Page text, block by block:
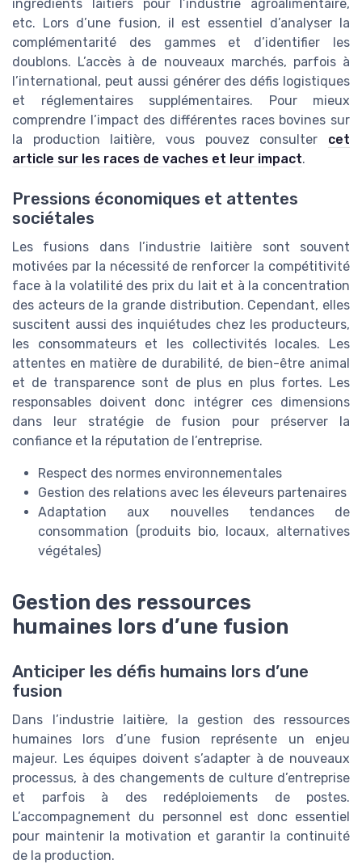
ingrédients laitiers pour l’industrie agroalimentaire,
etc. Lors d’une fusion, il est essentiel d’analyser la
complémentarité des gammes et d’identifier les
doublons. L’accès à de nouveaux marchés, parfois à
l’international, peut aussi générer des défis logistiques
et réglementaires supplémentaires. Pour mieux
comprendre l’impact des différentes races bovines sur
la production laitière, vous pouvez consulter cet
article sur les races de vaches et leur impact.
Pressions économiques et attentes
sociétales
Les fusions dans l’industrie laitière sont souvent
motivées par la nécessité de renforcer la compétitivité
face à la volatilité des prix du lait et à la concentration
des acteurs de la grande distribution. Cependant, elles
suscitent aussi des inquiétudes chez les producteurs,
les consommateurs et les collectivités locales. Les
attentes en matière de durabilité, de bien-être animal
et de transparence sont de plus en plus fortes. Les
responsables doivent donc intégrer ces dimensions
dans leur stratégie de fusion pour préserver la
confiance et la réputation de l’entreprise.
Respect des normes environnementales
Gestion des relations avec les éleveurs partenaires
Adaptation aux nouvelles tendances de
consommation (produits bio, locaux, alternatives
végétales)
Gestion des ressources
humaines lors d’une fusion
Anticiper les défis humains lors d’une
fusion
Dans l’industrie laitière, la gestion des ressources
humaines lors d’une fusion représente un enjeu
majeur. Les équipes doivent s’adapter à de nouveaux
processus, à des changements de culture d’entreprise
et parfois à des redéploiements de postes.
L’accompagnement du personnel est donc essentiel
pour maintenir la motivation et garantir la continuité
de la production.